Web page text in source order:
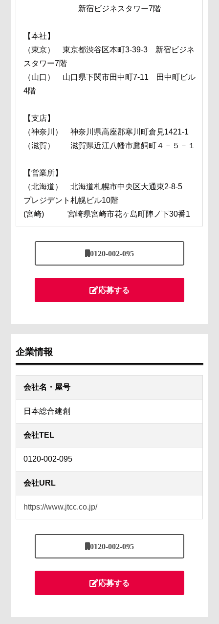
新宿ビジネスタワー7階
【本社】
（東京） 東京都渋谷区本町3-39-3 新宿ビジネ
スタワー7階
（山口） 山口県下関市田中町7-11 田中町ビル
4階
【支店】
（神奈川） 神奈川県高座郡寒川町倉見1421-1
（滋賀） 滋賀県近江八幡市鷹飼町４－５－１
【営業所】
（北海道） 北海道札幌市中央区大通東2-8-5
プレジデント札幌ビル10階
(宮崎) 宮崎県宮崎市花ヶ島町陣ノ下30番1
0120-002-095
応募する
企業情報
会社名・屋号
日本総合建創
会社TEL
0120-002-095
会社URL
https://www.jtcc.co.jp/
0120-002-095
応募する